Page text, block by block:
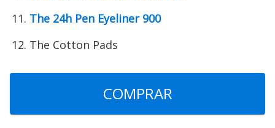
The 24h Pen Eyeliner 900
The Cotton Pads
COMPRAR